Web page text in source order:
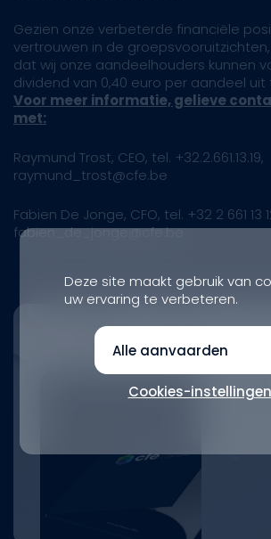
Gezien onze verbeterde financiële
vertrouwen in de
dat wij onze aandeelhouders kunnen
dividend van 0,40 euro per aandeel uit
Voor meer informatie, gelieve
met:
Raymund Trost, CEO, tel. +32.2.661.13.19,
raymund_trost@cfe.be
Fabien De Jonge, CFO, tel. +32 2 661 13
fabien_de_jonge@cfe.be
Deze site maakt gebruik van
uw ervaring te verbeteren.
Alle aanvaarden
Cookies-instellingen